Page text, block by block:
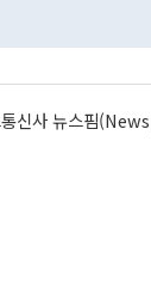
신사 뉴스핌